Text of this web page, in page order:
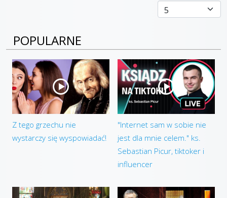
POPULARNE
Z tego grzechu nie
wystarczy się wyspowiadać!
"Internet sam w sobie nie
jest dla mnie celem." ks.
Sebastian Picur, tiktoker i
influencer